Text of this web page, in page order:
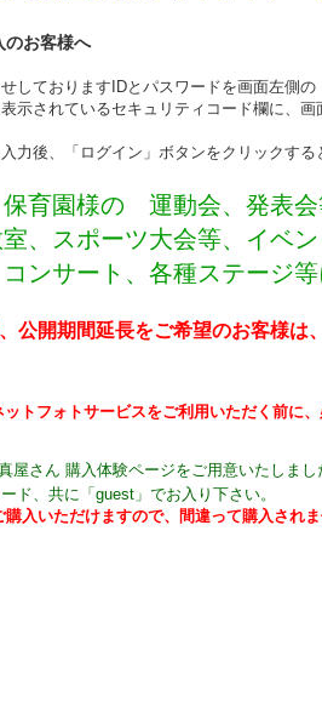
のお客様へ
しておりますIDとパスワードを画面左側
示されているセキュリティコード欄に、
力後、「ログイン」ボタンをクリックする
育園様の 運動会、発表会
、スポーツ大会等、イベン
ンサート、各種ステージ等
公開期間延長をご希望のお客様は、
ットフォトサービスをご利用いただく前に
屋さん 購入体験ページをご用意いたしまし
ド、共に「guest」でお入り下さい。
入いただけますので、間違って購入されま